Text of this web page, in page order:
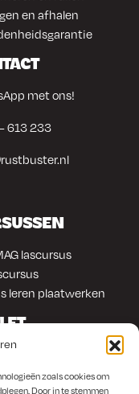
zoals cookies om
Door in te stemmen
en afhalen
met ons!
613 233
lascursus
leren plaatwerken
in de auto werken